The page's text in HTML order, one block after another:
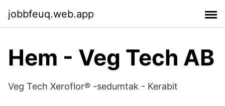
jobbfeuq.web.app
Hem - Veg Tech AB
Veg Tech Xeroflor® -sedumtak - Kerabit